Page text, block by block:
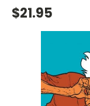
$21.95